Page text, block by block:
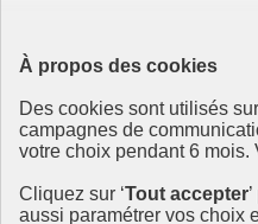
À propos des cookies
Des cookies sont utilisés
campagnes de
votre choix pendant 6 mois.
Cliquez sur ‘Tout accepter
aussi paramétrer vos choix